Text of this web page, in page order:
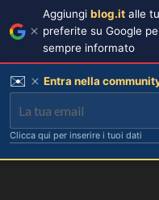
Aggiungi blog.it alle
preferite su Google
sempre informato
✉️ Entra nella
Clicca qui per inserire i tuoi dati